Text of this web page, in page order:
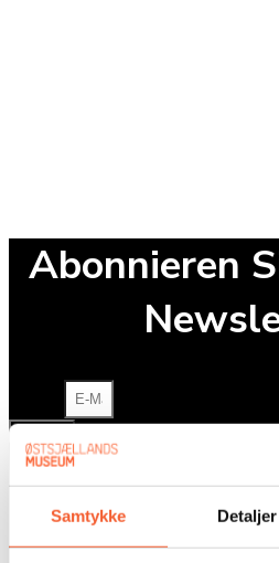
Samtykke Detaljer
Abonnieren